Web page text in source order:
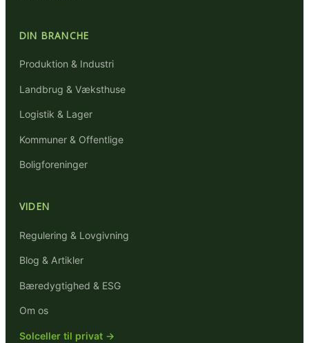
DIN BRANCHE
Produktion & Industri
Landbrug & Væksthuse
Logistik & Lager
Kommuner & Offentlige
Boligforeninger
VIDEN
Regulering & Lovgivning
Blog & Artikler
Bæredygtighed & ESG
Om os
Solceller til privat →